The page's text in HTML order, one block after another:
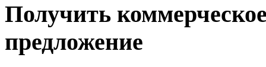
Получить
предложение